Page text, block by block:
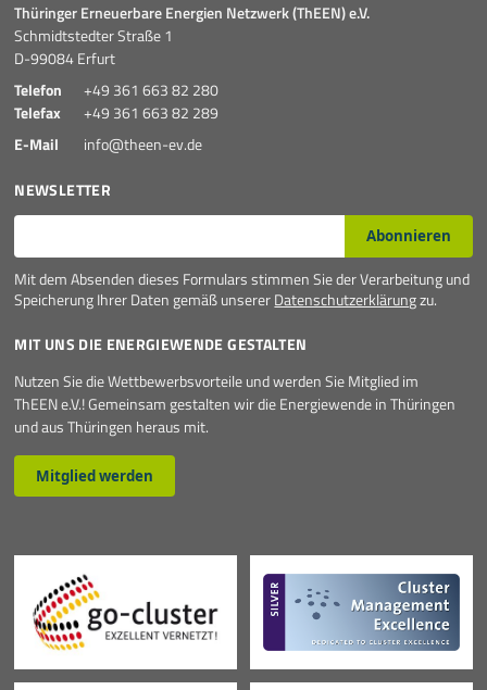
Thüringer Erneuerbare Energien Netzwerk (ThEEN) e.V.
Schmidtstedter Straße 1
D-99084 Erfurt
Telefon
+49 361 663 82 280
Telefax
+49 361 663 82 289
E-Mail
info@theen-ev.de
NEWSLETTER
E-Mail* Abonnieren
Mit dem Absenden dieses Formulars stimmen Sie der Verarbeitung und
Speicherung Ihrer Daten gemäß unsererDatenschutzerklärungzu.
MIT UNS DIE ENERGIEWENDE GESTALTEN
Nutzen Sie die Wettbewerbsvorteile und werden Sie Mitglied im
ThEEN e.V.! Gemeinsam gestalten wir die Energiewende in Thüringen
und aus Thüringen heraus mit.
Mitglied werden